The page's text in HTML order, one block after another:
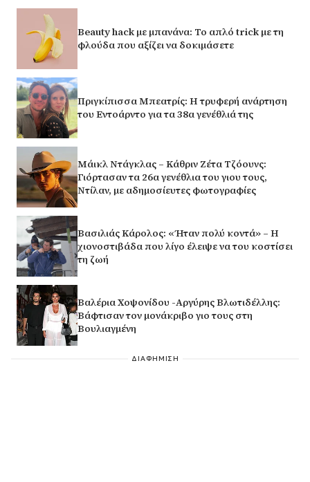
Beauty hack με μπανάνα: Το απλό trick με τη
φλούδα που αξίζει να δοκιμάσετε
Πριγκίπισσα Μπεατρίς: Η τρυφερή ανάρτηση
του Εντοάρντο για τα 38α γενέθλιά της
Μάικλ Ντάγκλας – Κάθριν Ζέτα Τζόουνς:
Γιόρτασαν τα 26α γενέθλια του γιου τους,
Ντίλαν, με αδημοσίευτες φωτογραφίες
Βασιλιάς Κάρολος: «Ήταν πολύ κοντά» – Η
χιονοστιβάδα που λίγο έλειψε να του κοστίσει
τη ζωή
Βαλέρια Χοψονίδου -Αργύρης Βλωτιδέλλης:
Βάφτισαν τον μονάκριβο γιο τους στη
Βουλιαγμένη
ΔΙΑΦΗΜΙΣΗ